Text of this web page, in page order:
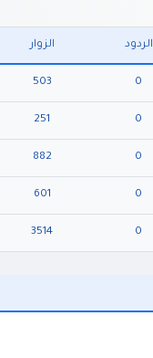
الردود الزوار
0
503
0
251
0
882
0
601
0
3514